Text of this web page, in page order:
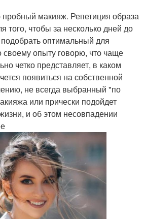
макияж. Репетиция образа
того, чтобы за несколько дней до
оптимальный для
опыту говорю, что чаще
четко представляет, в каком
появиться на собственной
не всегда выбранный "по
или прически подойдет
и об этом несовпадении